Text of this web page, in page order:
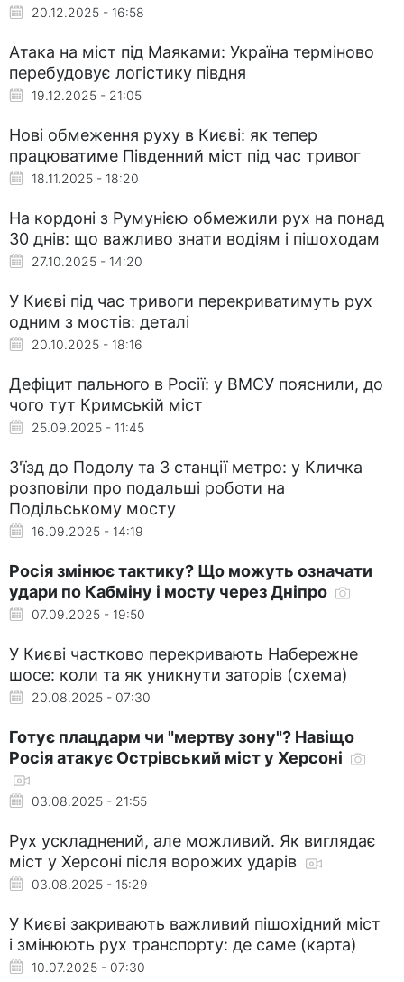
20.12.2025 - 16:58
Атака на міст під Маяками: Україна терміново
перебудовує логістику півдня
19.12.2025 - 21:05
Нові обмеження руху в Києві: як тепер
працюватиме Південний міст під час тривог
18.11.2025 - 18:20
На кордоні з Румунією обмежили рух на понад
30 днів: що важливо знати водіям і пішоходам
27.10.2025 - 14:20
У Києві під час тривоги перекриватимуть рух
одним з мостів: деталі
20.10.2025 - 18:16
Дефіцит пального в Росії: у ВМСУ пояснили, до
чого тут Кримській міст
25.09.2025 - 11:45
З'їзд до Подолу та 3 станції метро: у Кличка
розповіли про подальші роботи на
Подільському мосту
16.09.2025 - 14:19
Росія змінює тактику? Що можуть означати
удари по Кабміну і мосту через Дніпро
07.09.2025 - 19:50
У Києві частково перекривають Набережне
шосе: коли та як уникнути заторів (схема)
20.08.2025 - 07:30
Готує плацдарм чи "мертву зону"? Навіщо
Росія атакує Острівський міст у Херсоні
03.08.2025 - 21:55
Рух ускладнений, але можливий. Як виглядає
міст у Херсоні після ворожих ударів
03.08.2025 - 15:29
У Києві закривають важливий пішохідний міст
і змінюють рух транспорту: де саме (карта)
10.07.2025 - 07:30